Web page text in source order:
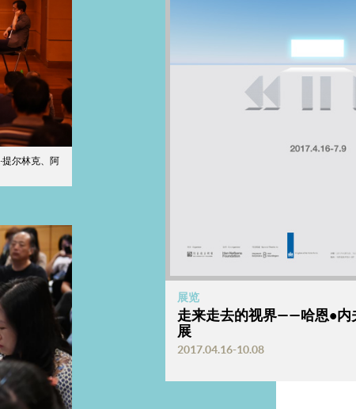
提尔林克、阿
展览
走来走去的视界——哈恩•内
展
2017.04.16-10.08